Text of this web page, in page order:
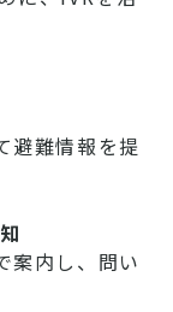
難情報を提
内し、問い